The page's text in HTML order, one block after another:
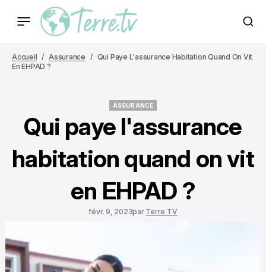
Accueil Assurance
Qui Paye L'assurance Habitation Quand On Vit
En EHPAD ?
ASSURANCE
Qui paye l'assurance
habitation quand on vit
en EHPAD ?
févr. 9, 2023par Terre TV